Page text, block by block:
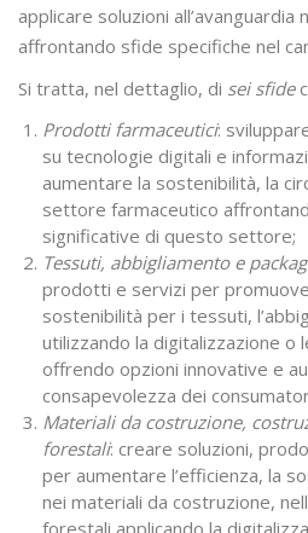
applicare soluzioni all’avanguardia
affrontando sfide specifiche nel
Si tratta, nel dettaglio, di sei sfide
Prodotti farmaceutici:
su tecnologie digitali e
aumentare la sostenibilità, la
settore farmaceutico
significative di questo settore;
Tessuti, abbigliamento e
prodotti e servizi per
sostenibilità per i tessuti,
utilizzando la digitalizzazione o
offrendo opzioni innovative e
consapevolezza dei
Materiali da costruzione,
forestali: creare soluzioni,
per aumentare l’efficienza, la
nei materiali da costruzione,
forestali applicando la